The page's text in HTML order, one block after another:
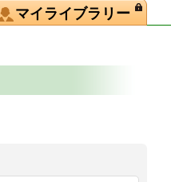
マイライブラリー